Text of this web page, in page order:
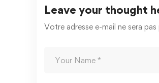
Leave your thought
Votre adresse e-mail ne sera pas